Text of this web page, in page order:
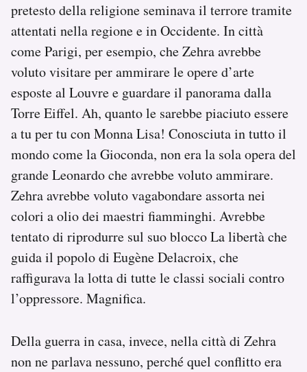
pretesto della religione seminava il terrore tramite
attentati nella regione e in Occidente. In città
come Parigi, per esempio, che Zehra avrebbe
voluto visitare per ammirare le opere d’arte
esposte al Louvre e guardare il panorama dalla
Torre Eiffel. Ah, quanto le sarebbe piaciuto essere
a tu per tu con Monna Lisa! Conosciuta in tutto il
mondo come la Gioconda, non era la sola opera del
grande Leonardo che avrebbe voluto ammirare.
Zehra avrebbe voluto vagabondare assorta nei
colori a olio dei maestri fiamminghi. Avrebbe
tentato di riprodurre sul suo blocco La libertà che
guida il popolo di Eugène Delacroix, che
raffigurava la lotta di tutte le classi sociali contro
l’oppressore. Magnifica.
Della guerra in casa, invece, nella città di Zehra
non ne parlava nessuno, perché quel conflitto era